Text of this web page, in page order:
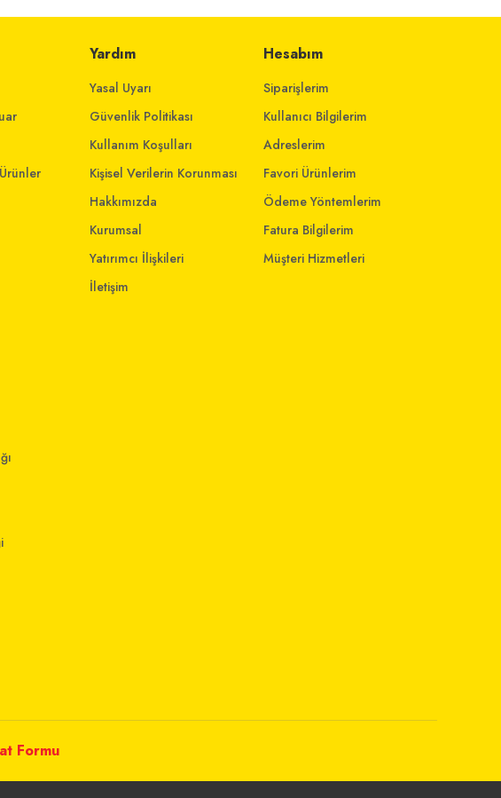
Yardım
Yasal Uyarı
Güvenlik Politikası
Kullanım Koşulları
Kişisel Verilerin Korunması
Hakkımızda
Kurumsal
Yatırımcı İlişkileri
İletişim
Hesabım
Siparişlerim
Kullanıcı Bilgilerim
Adreslerim
Favori Ürünlerim
Ödeme Yöntemlerim
Fatura Bilgilerim
Müşteri Hizmetleri
Formu